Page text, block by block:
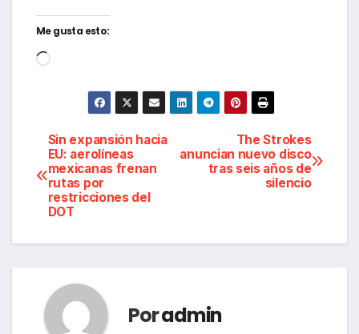
Me gusta esto:
Cargando...
Navegación
de
entradas
The Strokes
anuncian nuevo disco
tras seis años de
silencio
Sin expansión hacia
EU: aerolíneas
mexicanas frenan
rutas por
restricciones del
DOT
Poradmin